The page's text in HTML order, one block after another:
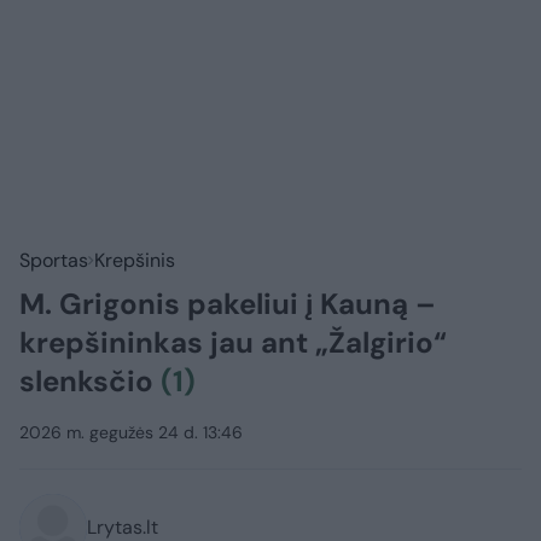
Sportas Krepšinis
M. Grigonis pakeliui į Kauną –
krepšininkas jau ant „Žalgirio“
slenksčio (1)
2026 m. gegužės 24 d. 13:46
Lrytas.lt